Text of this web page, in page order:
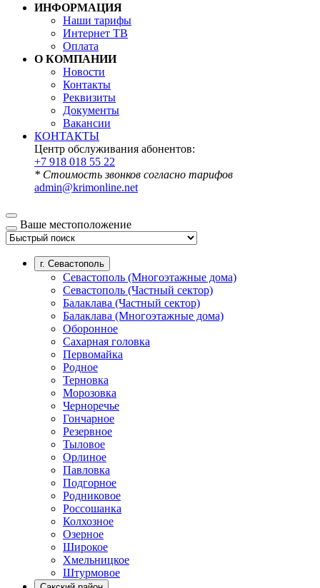
ИНФОРМАЦИЯ
Наши тарифы
Интернет ТВ
Оплата
О КОМПАНИИ
Новости
Контакты
Реквизиты
Документы
Вакансии
КОНТАКТЫ
Центр обслуживания абонентов:
+7 918 018 55 22
* Стоимость звонков согласно тарифов
admin@krimonline.net
Ваше местоположение
г. Севастополь
Севастополь (Многоэтажные дома)
Севастополь (Частный сектор)
Балаклава (Частный сектор)
Балаклава (Многоэтажные дома)
Оборонное
Сахарная головка
Первомайка
Родное
Терновка
Морозовка
Черноречье
Гончарное
Резервное
Тыловое
Орлиное
Павловка
Подгорное
Родниковое
Россошанка
Колхозное
Озерное
Широкое
Хмельницкое
Штурмовое